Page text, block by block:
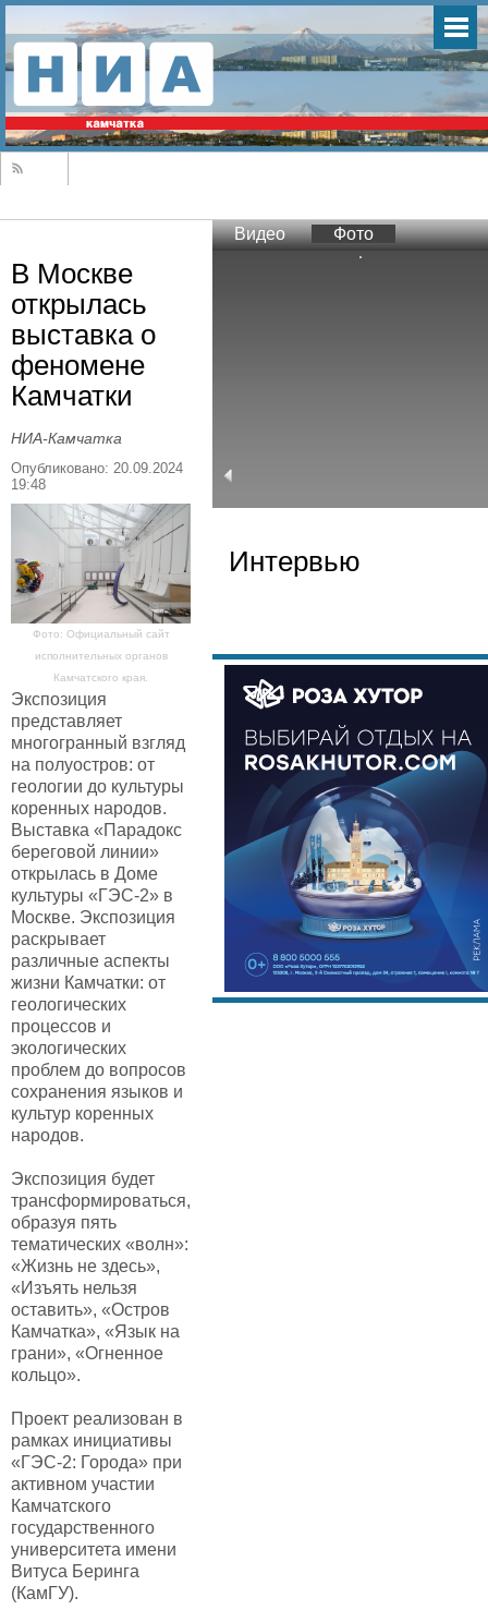
В Москве
открылась
выставка о
феномене
Камчатки
НИА-Камчатка
Опубликовано: 20.09.2024
19:48
Фото: Официальный сайт
исполнительных органов
Камчатского края.
Экспозиция
представляет
многогранный взгляд
на полуостров: от
геологии до культуры
коренных народов.
Выставка «Парадокс
береговой линии»
открылась в Доме
культуры «ГЭС-2» в
Москве. Экспозиция
раскрывает
различные аспекты
жизни Камчатки: от
геологических
процессов и
экологических
проблем до вопросов
сохранения языков и
культур коренных
народов.
Экспозиция будет
трансформироваться,
образуя пять
тематических «волн»:
«Жизнь не здесь»,
«Изъять нельзя
оставить», «Остров
Камчатка», «Язык на
грани», «Огненное
кольцо».
Проект реализован в
рамках инициативы
«ГЭС-2: Города» при
активном участии
Камчатского
государственного
университета имени
Витуса Беринга
(КамГУ).
Видео Фото
Интервью